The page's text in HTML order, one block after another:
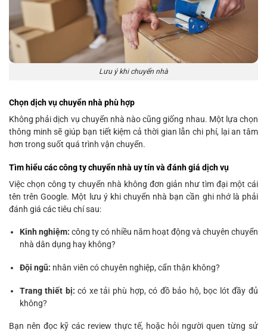
Lưu ý khi chuyển nhà
Chọn dịch vụ chuyển nhà phù hợp
Không phải dịch vụ chuyển nhà nào cũng giống nhau. Một lựa chọn
thông minh sẽ giúp bạn tiết kiệm cả thời gian lẫn chi phí, lại an tâm
hơn trong suốt quá trình vận chuyển.
Tìm hiểu các công ty chuyển nhà uy tín và đánh giá dịch vụ
Việc chọn công ty chuyển nhà không đơn giản như tìm đại một cái
tên trên Google. Một lưu ý khi chuyển nhà bạn cần ghi nhớ là phải
đánh giá các tiêu chí sau:
Kinh nghiệm: công ty có nhiều năm hoạt động và chuyên chuyển
nhà dân dụng hay không?
Đội ngũ: nhân viên có chuyên nghiệp, cẩn thận không?
Trang thiết bị: có xe tải phù hợp, có đồ bảo hộ, bọc lót đầy đủ
không?
Bạn nên đọc kỹ các review thực tế, hoặc hỏi người quen từng sử